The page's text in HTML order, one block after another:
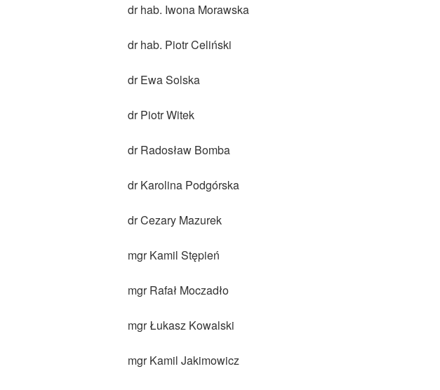
dr hab. Iwona Morawska
dr hab. Piotr Celiński
dr Ewa Solska
dr Piotr Witek
dr Radosław Bomba
dr Karolina Podgórska
dr Cezary Mazurek
mgr Kamil Stępień
mgr Rafał Moczadło
mgr Łukasz Kowalski
mgr Kamil Jakimowicz